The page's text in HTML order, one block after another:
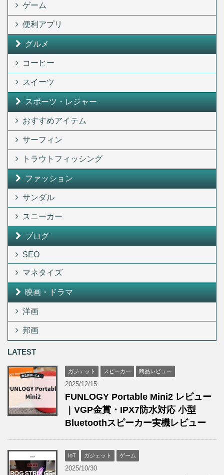
ゲーム
便利アプリ
グルメ
コーヒー
スイーツ
スポーツ・レジャー
おすすめアイテム
サーフィン
トラウトフィッシング
ファッション
サンダル
スニーカー
ブログ
SEO
マネタイズ
映画・ドラマ
洋画
邦画
LATEST
ガジェット スピーカー 商品レビュー
2025/12/15
FUNLOGY Portable Mini2 レビュー
｜VGP金賞・IPX7防水対応 小型
Bluetoothスピーカー実機レビュー
IoT ガジェット ゲーム
2025/10/30